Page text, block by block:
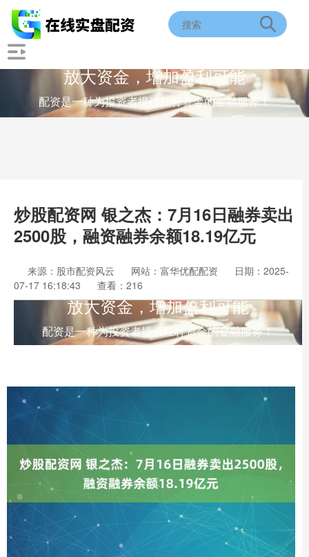
放大资金，增加盈利可能
配资是一种为投资者提供杠杆资金的金融服务！
炒股配资网 银之杰：7月16日融券卖出
2500股，融资融券余额18.19亿元
来源：股市配资风云 网站：富华优配配资
日期：2025-
07-17 16:18:43
查看：216
放大资金，增加盈利可能
配资是一种为投资者提供杠杆资金的金融服务！